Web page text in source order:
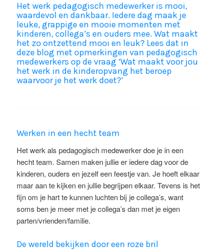
Het werk pedagogisch medewerker is mooi,
waardevol en dankbaar. Iedere dag maak je
leuke, grappige en mooie momenten met
kinderen, collega’s en ouders mee. Wat maakt
het zo ontzettend mooi en leuk? Lees dat in
deze blog met opmerkingen van pedagogisch
medewerkers op de vraag ‘Wat maakt voor jou
het werk in de kinderopvang het beroep
waarvoor je het werk doet?’
Werken in een hecht team
Het werk als pedagogisch medewerker doe je in een
hecht team. Samen maken jullie er iedere dag voor de
kinderen, ouders en jezelf een feestje van. Je hoeft elkaar
maar aan te kijken en jullie begrijpen elkaar. Tevens is het
fijn om je hart te kunnen luchten bij je collega’s, want
soms ben je meer met je collega’s dan met je eigen
parten/vrienden/familie.
De wereld bekijken door een roze bril